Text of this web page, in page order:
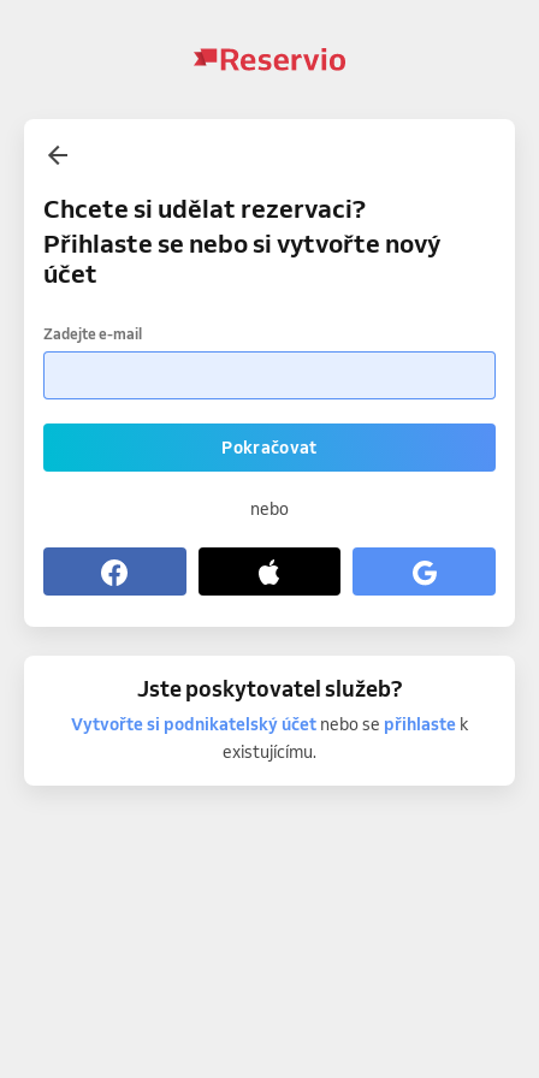
Chcete si udělat rezervaci?
Přihlaste se nebo si vytvořte nový
účet
Zadejte e-mail
Pokračovat
nebo
Jste poskytovatel služeb?
Vytvořte si podnikatelský účetnebo se přihlastek
existujícímu.